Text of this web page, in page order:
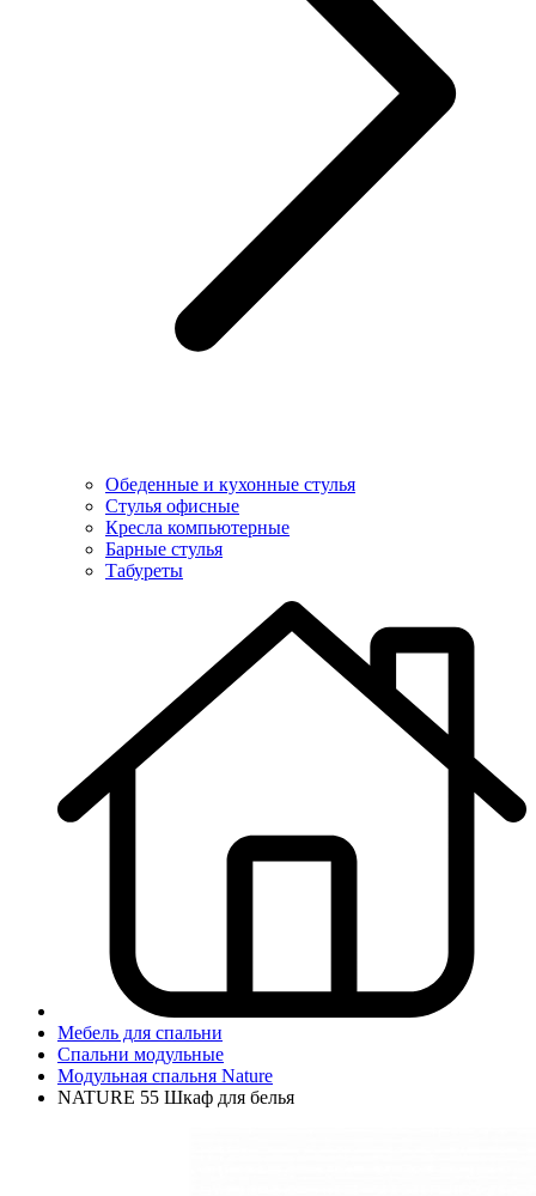
Обеденные и кухонные стулья
Стулья офисные
Кресла компьютерные
Барные стулья
Табуреты
Мебель для спальни
Спальни модульные
Модульная спальня Nature
NATURE 55 Шкаф для белья